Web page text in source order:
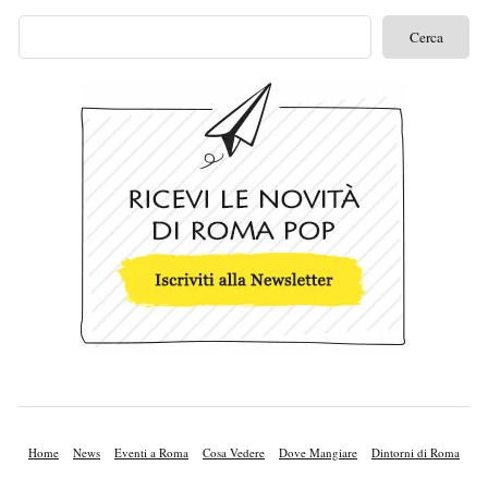
Home News Eventi a Roma Cosa Vedere Dove Mangiare Dintorni di Roma